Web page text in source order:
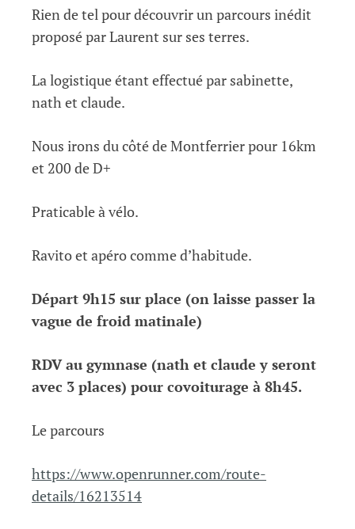
Rien de tel pour découvrir un parcours inédit
proposé par Laurent sur ses terres.
La logistique étant effectué par sabinette,
nath et claude.
Nous irons du côté de Montferrier pour 16km
et 200 de D+
Praticable à vélo.
Ravito et apéro comme d’habitude.
Départ 9h15 sur place (on laisse passer la
vague de froid matinale)
RDV au gymnase (nath et claude y seront
avec 3 places) pour covoiturage à 8h45.
Le parcours
https://www.openrunner.com/route-
details/16213514